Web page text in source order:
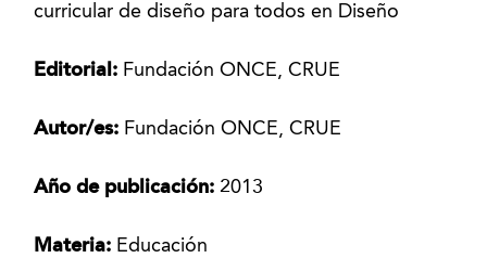
curricular de diseño para todos en Diseño
Editorial: Fundación ONCE, CRUE
Autor/es: Fundación ONCE, CRUE
Año de publicación: 2013
Materia: Educación